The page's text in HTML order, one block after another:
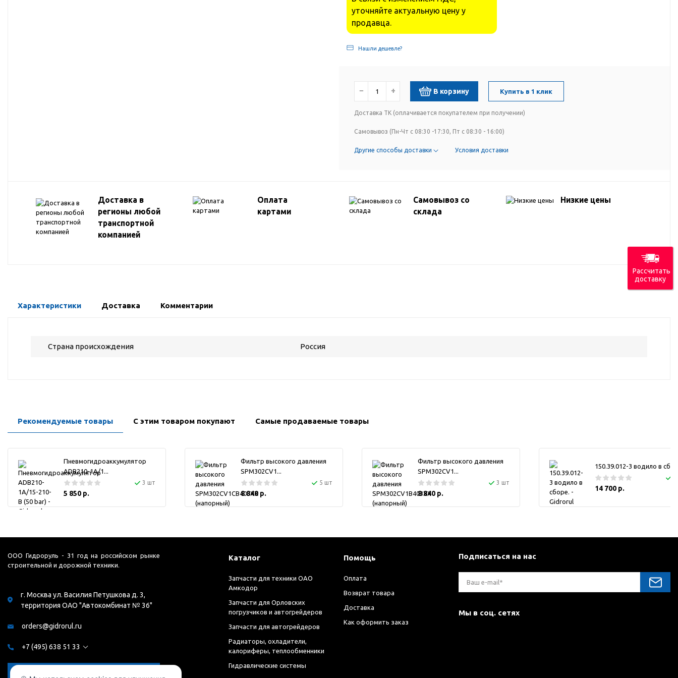
уточняйте актуальную цену у
продавца.
Нашли дешевле?
− + В корзину Купить в 1 клик
Доставка ТК (оплачивается покупателем при получении)
Самовывоз (Пн-Чт с 08:30 -17:30, Пт с 08:30 - 16:00)
Другие способы доставки Условия доставки
Доставка в
регионы любой
транспортной
компанией
Оплата
картами
Самовывоз со
склада
Низкие цены
Характеристики Доставка Комментарии
Страна происхождения Россия
Рекомендуемые товары С этим товаром покупают Самые продаваемые товары
Пневмогидроаккумулятор
ADB210-1A/1...
3 шт
5 850 р.
Фильтр высокого давления
SPM302CV1...
5 шт
8 840 р.
Фильтр высокого давления
SPM302CV1...
3 шт
8 840 р.
150.39.012-3 водило в
14 700 р.
ООО Гидроруль - 31 год на российском рынке
строительной и дорожной техники.
г. Москва ул. Василия Петушкова д. 3,
территория ОАО "Автокомбинат № 36"
orders@gidrorul.ru
+7 (495) 638 51 33
Каталог
Запчасти для техники ОАО
Амкодор
Запчасти для Орловских
погрузчиков и автогрейдеров
Запчасти для автогрейдеров
Радиаторы, охладители,
калориферы, теплообменники
Гидравлические системы
Помощь
Оплата
Возврат товара
Доставка
Как оформить заказ
Подписаться на нас
Мы в соц. сетях
Рассчитать
доставку